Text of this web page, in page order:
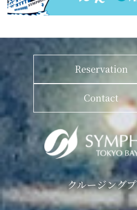
Reservation
Contact
クルージング